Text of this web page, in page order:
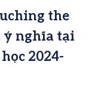
the
ý nghĩa tại
2024-